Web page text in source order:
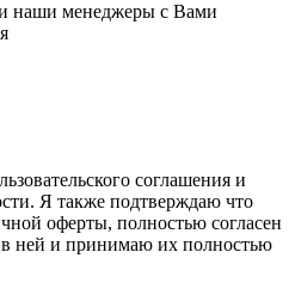
наши менеджеры с Вами
соглашения и
Я также подтверждаю что
оферты, полностью согласен
ней и принимаю их полностью